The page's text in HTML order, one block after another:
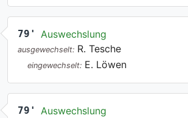
79' Auswechslung
ausgewechselt: R. Tesche
eingewechselt: E. Löwen
79' Auswechslung